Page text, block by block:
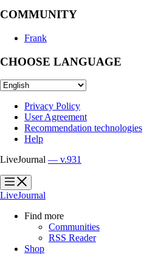
COMMUNITY
Frank
CHOOSE LANGUAGE
Privacy Policy
User Agreement
Recommendation technologies
Help
LiveJournal — v.931
?
?
LiveJournal
Find more
Communities
RSS Reader
Shop